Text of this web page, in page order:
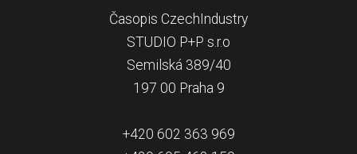
Časopis CzechIndustry
STUDIO P+P s.r.o
Semilská 389/40
197 00 Praha 9
+420 602 363 969